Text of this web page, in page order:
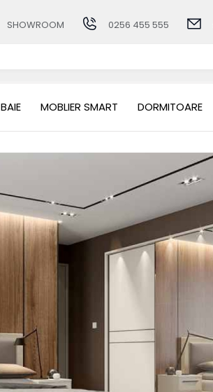
SHOWROOM 0256 455 555
BAIE MOBLIER SMART DORMITOARE